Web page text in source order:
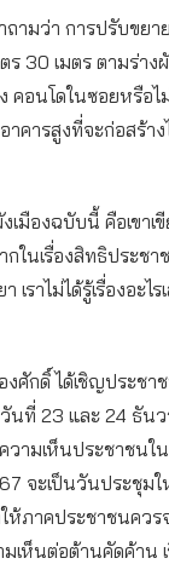
ามว่า การปรับขยา
ตร 30 เมตร ตามร่า
คอนโดในซอยหรือไ
คารสูงที่จะก่อสร้า
เมืองฉบับนี้ คือเขาเ
นเรื่องสิทธิประชาช
เราไม่ได้รู้เรื่องอะไ
งศักดิ์ ได้เชิญประชา
วันที่ 23 และ 24 ธัน
ามเห็นประชาชนใน
จะเป็นวันประชุม
ห้ภาคประชาชนควร
เห็นต่อต้านคัดค้าน